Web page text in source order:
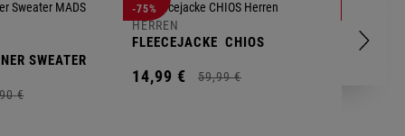
SWEATER
€
-75%
HERREN
FLEECEJACKE CHIOS
14,99 € 59,99 €
HERREN